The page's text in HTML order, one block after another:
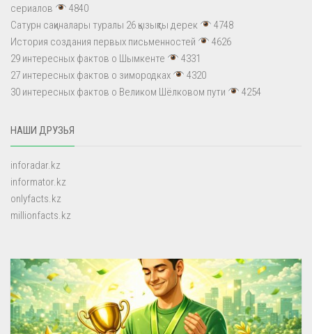
сериалов
4840
Сатурн сақиналары туралы 26 қызықты дерек
4748
История создания первых письменностей
4626
29 интересных фактов о Шымкенте
4331
27 интересных фактов о зимородках
4320
30 интересных фактов о Великом Шёлковом пути
4254
НАШИ ДРУЗЬЯ
inforadar.kz
informator.kz
onlyfacts.kz
millionfacts.kz